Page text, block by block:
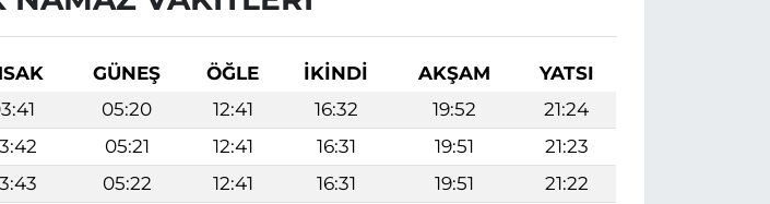
GÜNEŞ ÖĞLE İKINDI AKŞAM
YATSI
05:20 12:41 16:32 19:52
21:24
05:21 12:41 16:31 19:51
21:23
05:22 12:41 16:31 19:51
21:22